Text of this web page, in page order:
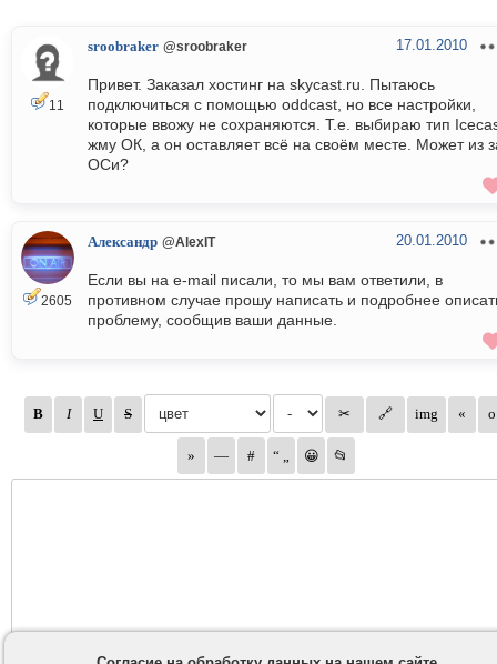
11
sroobraker @sroobraker 17.01.2010
Привет. Заказал хостинг на skycast.ru. Пытаюсь
подключиться с помощью oddcast, но все настройки,
которые ввожу не сохраняются. Т.е. выбираю тип
жму ОК, а он оставляет всё на своём месте. Может из
ОСи?
2605
Александр @AlexIT 20.01.2010
Если вы на e-mail писали, то мы вам ответили, в
противном случае прошу написать и подробнее
проблему, сообщив ваши данные.